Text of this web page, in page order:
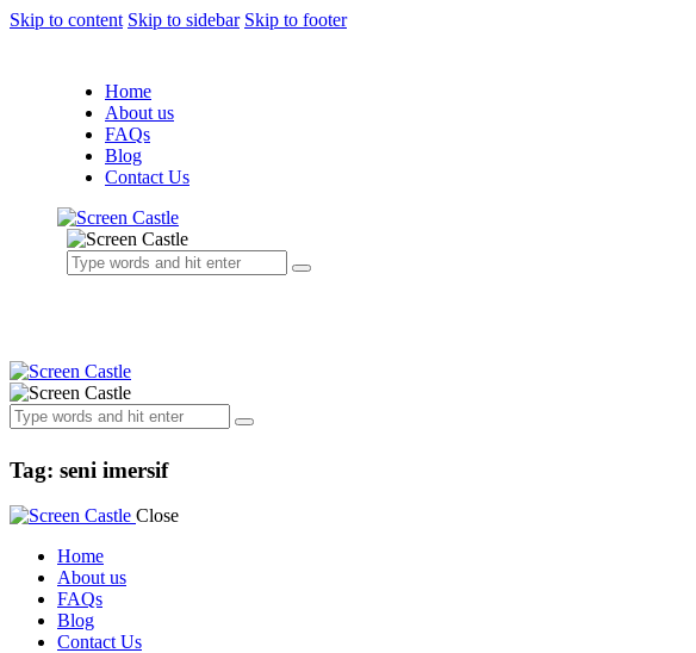
Skip to content Skip to sidebar Skip to footer
Home
About us
FAQs
Blog
Contact Us
Tag: seni imersif
Close
Home
About us
FAQs
Blog
Contact Us